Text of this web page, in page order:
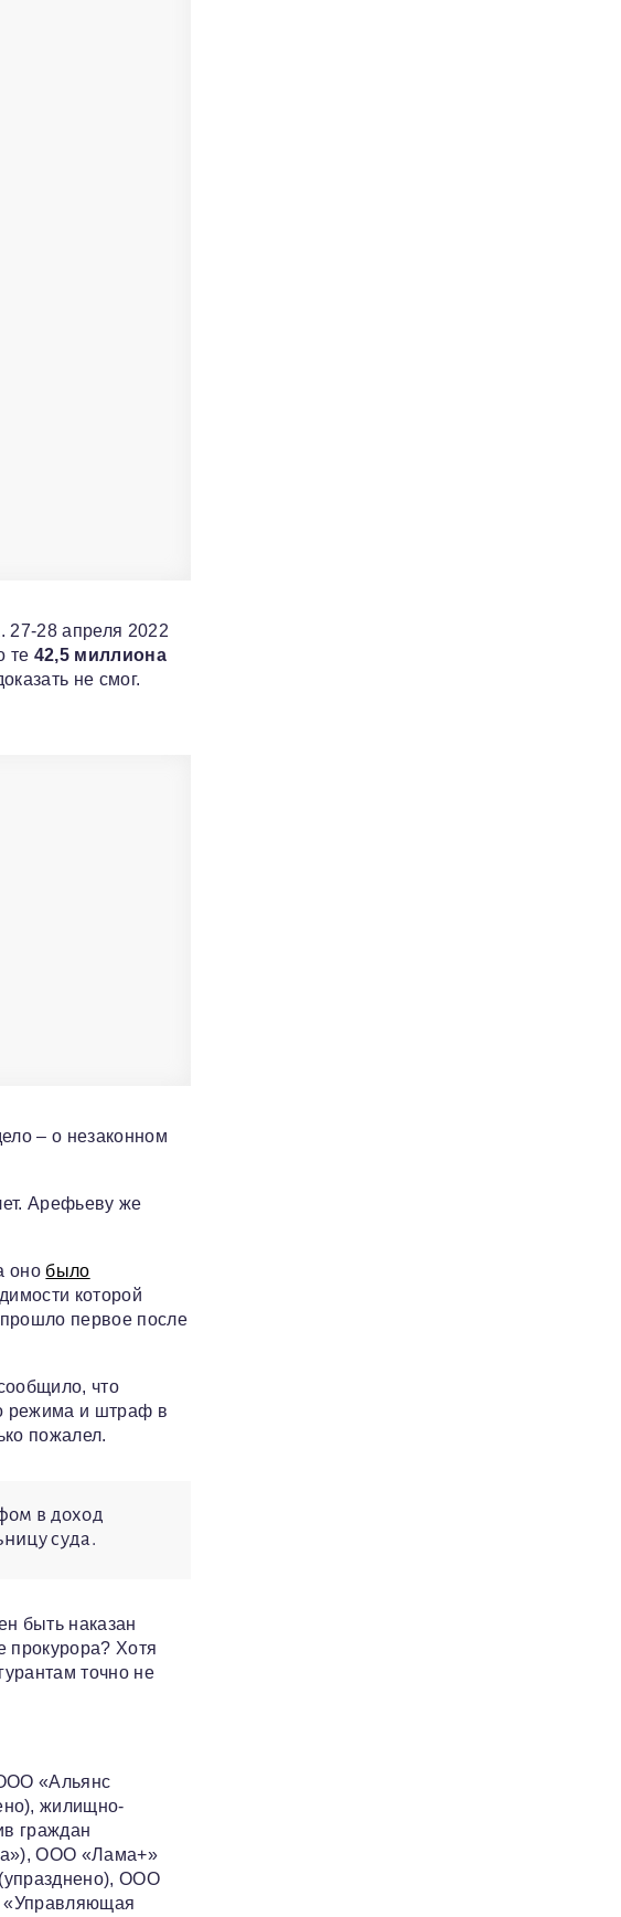
27-28 апреля 2022
те 42,5 миллиона
не смог.
– о незаконном
Арефьеву же
оно было
которой
прошло первое после
что
режима и штраф в
пожалел.
в доход
суда.
быть наказан
прокурора? Хотя
точно не
«Альянс
жилищно-
граждан
ООО «Лама+»
ООО
«Управляющая